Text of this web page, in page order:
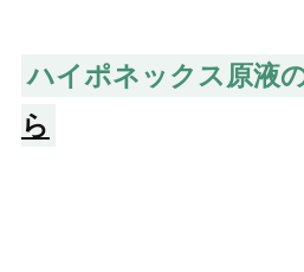
ハイポネックス原液
ら